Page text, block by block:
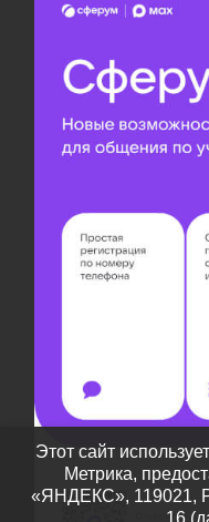
Этот сайт
Метрика,
«ЯНДЕКС», 119021,
16